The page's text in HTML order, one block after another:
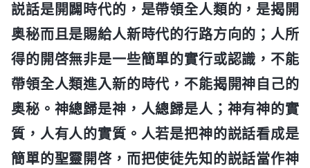
説話是開闢時代的，是帶領全人類的，是揭開
奥秘而且是賜給人新時代的行路方向的；人所
得的開啓無非是一些簡單的實行或認識，不能
帶領全人類進入新的時代，不能揭開神自己的
奥秘。神總歸是神，人總歸是人；神有神的實
質，人有人的實質。人若是把神的説話看成是
簡單的聖靈開啓，而把使徒先知的説話當作神